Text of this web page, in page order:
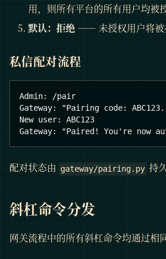
用，则所有平台的所有用户均被
默认：拒绝 —— 未授权用户将被
私信配对流程
Admin: /pair
Gateway: "Pairing code:
New user: ABC123
Gateway: "Paired! You're now
配对状态由 gateway/pairing.py 持
斜杠命令分发
网关流程中的所有斜杠命令均通过相